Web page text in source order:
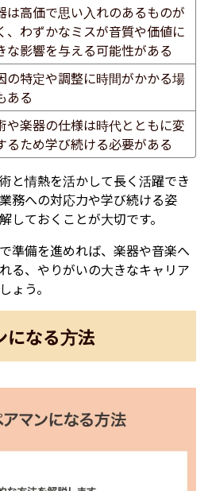
は高価で思い入れのあるものが
、わずかなミスが音質や価値に
な影響を与える可能性がある
の特定や調整に時間がかかる場
ある
や楽器の仕様は時代とともに変
るため学び続ける必要がある
と情熱を活かして長く活躍でき
務への対応力や学び続ける姿
しておくことが大切です。
準備を進めれば、楽器や音楽へ
る、やりがいの大きなキャリア
ょう。
になる方法